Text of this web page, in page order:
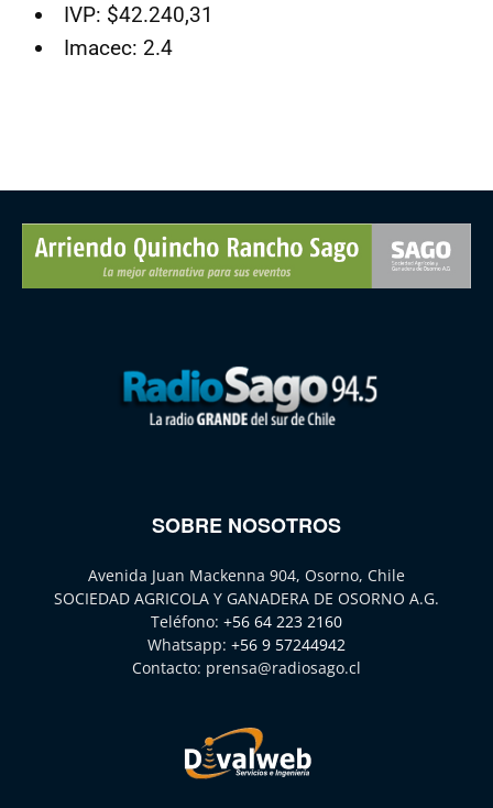
IVP: $42.240,31
Imacec: 2.4
SOBRE NOSOTROS
Avenida Juan Mackenna 904, Osorno, Chile
SOCIEDAD AGRICOLA Y GANADERA DE OSORNO A.G.
Teléfono: +56 64 223 2160
Whatsapp: +56 9 57244942
Contacto: prensa@radiosago.cl